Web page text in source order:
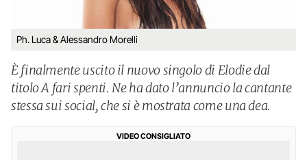
Ph. Luca & Alessandro Morelli
È finalmente uscito il nuovo singolo di Elodie dal
titolo A fari spenti. Ne ha dato l’annuncio la cantante
stessa sui social, che si è mostrata come una dea.
VIDEO CONSIGLIATO